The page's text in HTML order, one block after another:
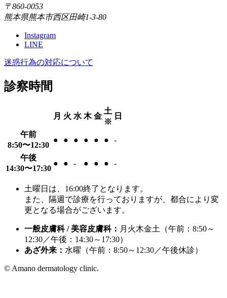
〒860-0053
熊本県熊本市西区田崎1-3-80
Instagram
LINE
迷惑行為の対応について
診察時間
月 火 水 木 金
土
※
日
午前
8:50〜12:30
● ● ● ● ● ● -
午後
14:30〜17:30
● ● - ● ● ● -
土曜日は、16:00終了となります。
また、隔週で診療を行っておりますが、都合により変
更となる場合がございます。
一般皮膚科 / 美容皮膚科： 月火木金土（午前：8:50～
12:30／午後：14:30～17:30）
あざ外来： 水曜（午前：8:50～12:30／午後休診）
© Amano dermatology clinic.